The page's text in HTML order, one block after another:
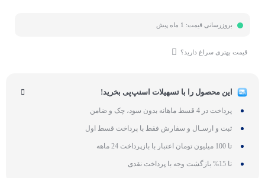
بروزرسانی قیمت: 1 ماه پیش
قیمت بهتری سراغ دارید؟
این محصول را با تسهیلات اسنپ‌پی بخرید!
پرداخت در 4 قسط ماهانه بدون سود، چک و ضامن
ثبت و ارسـال و سفارش فقط با پرداخت قسط اول
تا 100 میلیون تومان اعتبار با بازپرداخت 24 ماهه
تا 15% بازگشت وجه با پرداخت نقدی